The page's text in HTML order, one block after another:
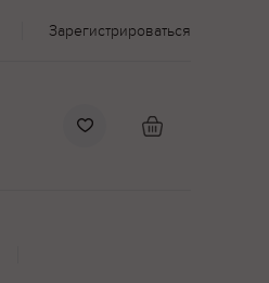
Зарегистрироваться